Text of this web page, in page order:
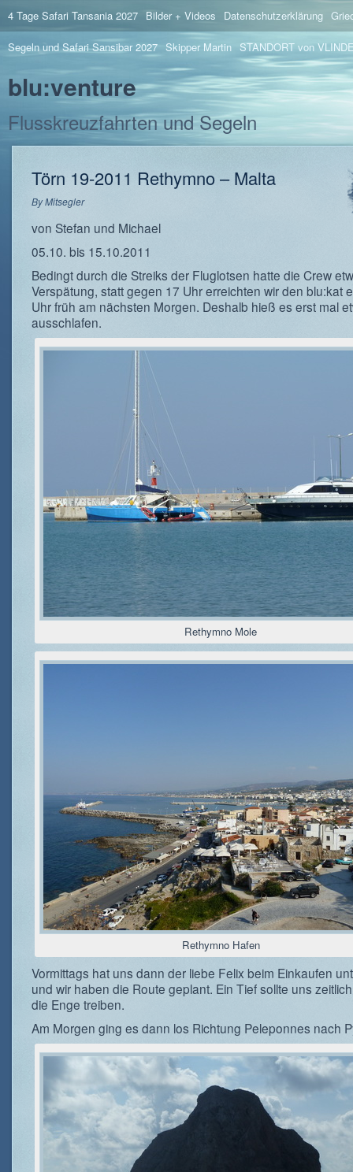
4 Tage Safari Tansania 2027 Bilder + Videos Datenschutzerklärung
Segeln und Safari Sansibar 2027 Skipper Martin STANDORT von
blu:venture
Flusskreuzfahrten und Segeln
Törn 19-2011 Rethymno – Malta
ByMitsegler
von Stefan und Michael
05.10. bis 15.10.2011
Bedingt durch die Streiks der Fluglotsen hatte die Crew
Verspätung, statt gegen 17 Uhr erreichten wir den blu:kat
Uhr früh am nächsten Morgen. Deshalb hieß es erst mal
ausschlafen.
Rethymno Mole
Rethymno Hafen
Vormittags hat uns dann der liebe Felix beim Einkaufen
und wir haben die Route geplant. Ein Tief sollte uns
die Enge treiben.
Am Morgen ging es dann los Richtung Peleponnes nach